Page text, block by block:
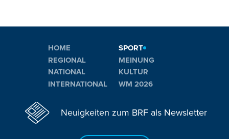
HOME
REGIONAL
NATIONAL
INTERNATIONAL
SPORT
MEINUNG
KULTUR
WM 2026
Neuigkeiten zum BRF als Newsletter